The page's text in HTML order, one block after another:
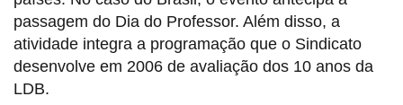
passagem do Dia do Professor. Além disso, a
atividade integra a programação que o Sindicato
desenvolve em 2006 de avaliação dos 10 anos da
LDB.